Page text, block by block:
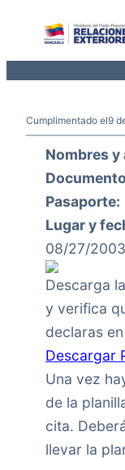
Cumplimentado el9
Nombres y
Pasaporte:
Lugar y
08/27/2003
Descarga
y verifica
declaras
Descargar
Una vez
de la
cita.
llevar la